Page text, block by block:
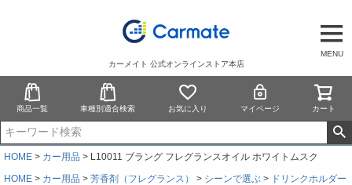
MENU
カーメイト 公式オンラインストア本店
商品一覧 車種別適合検索 お気に入り マイページ カート
HOME カー用品
L10011 ブラング フレグランスオイル ホワイトムスク
HOME
カー用品 芳香剤（フレグランス） シーンで選ぶ
ドリンクホルダー